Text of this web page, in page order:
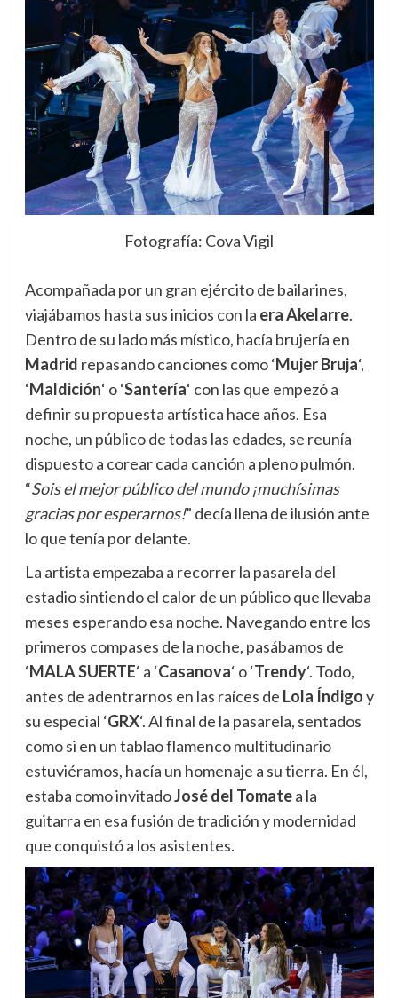
Fotografía: Cova Vigil
Acompañada por un gran ejército de bailarines,
viajábamos hasta sus inicios con la era Akelarre.
Dentro de su lado más místico, hacía brujería en
Madrid repasando canciones como ‘Mujer Bruja‘,
‘Maldición‘ o ‘Santería‘ con las que empezó a
definir su propuesta artística hace años. Esa
noche, un público de todas las edades, se reunía
dispuesto a corear cada canción a pleno pulmón.
“Sois el mejor público del mundo ¡muchísimas
gracias por esperarnos!” decía llena de ilusión ante
lo que tenía por delante.
La artista empezaba a recorrer la pasarela del
estadio sintiendo el calor de un público que llevaba
meses esperando esa noche. Navegando entre los
primeros compases de la noche, pasábamos de
‘MALA SUERTE‘ a ‘Casanova‘ o ‘Trendy‘. Todo,
antes de adentrarnos en las raíces de Lola Índigoy
su especial ‘GRX‘. Al final de la pasarela, sentados
como si en un tablao flamenco multitudinario
estuviéramos, hacía un homenaje a su tierra. En él,
estaba como invitadoJosé del Tomatea la
guitarra en esa fusión de tradición y modernidad
que conquistó a los asistentes.